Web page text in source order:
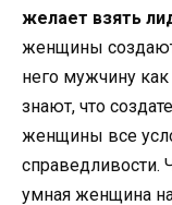
желает взять
женщины
него мужчину
знают, что
женщины все
справедливости.
умная женщина